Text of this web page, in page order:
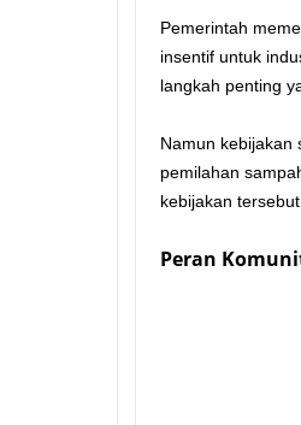
Pemerintah
insentif untuk
langkah penting
Namun kebijakan
pemilahan
kebijakan
Peran